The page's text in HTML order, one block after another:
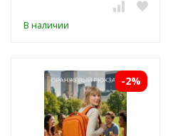
В наличии
-2%